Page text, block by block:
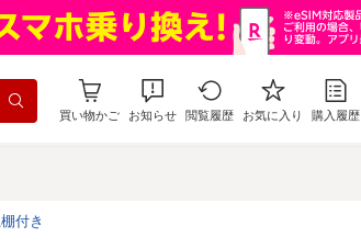
買い物かご お知らせ 閲覧履歴 お気に入り 購入履歴
付き